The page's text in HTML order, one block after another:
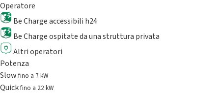
Operatore
Be Charge accessibili h24
Be Charge ospitate da una struttura privata
Altri operatori
Potenza
Slowfino a 7 kW
Quickfino a 22 kW